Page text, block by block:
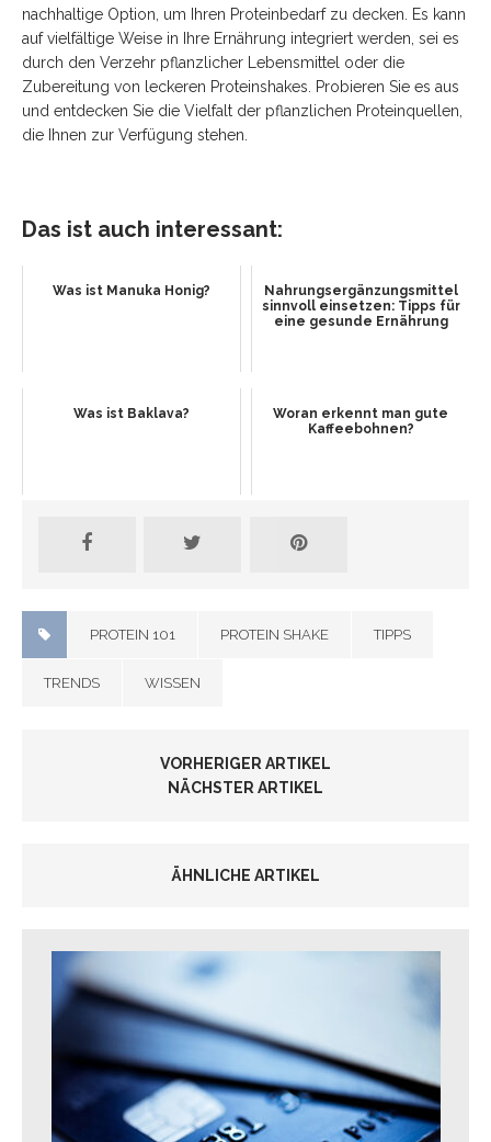
nachhaltige Option, um Ihren Proteinbedarf zu decken. Es kann
auf vielfältige Weise in Ihre Ernährung integriert werden, sei es
durch den Verzehr pflanzlicher Lebensmittel oder die
Zubereitung von leckeren Proteinshakes. Probieren Sie es aus
und entdecken Sie die Vielfalt der pflanzlichen Proteinquellen,
die Ihnen zur Verfügung stehen.
Das ist auch interessant:
Was ist Manuka Honig?
Nahrungsergänzungsmittel
sinnvoll einsetzen: Tipps für
eine gesunde Ernährung
Was ist Baklava?
Woran erkennt man gute
Kaffeebohnen?
PROTEIN 101 PROTEIN SHAKE TIPPS
TRENDS WISSEN
VORHERIGER ARTIKEL
NÄCHSTER ARTIKEL
ÄHNLICHE ARTIKEL